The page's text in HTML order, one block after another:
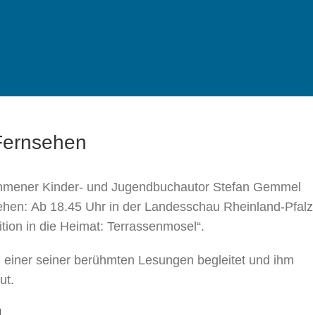
Kinder- und Jugendbuchautor Stefan Gemmel
Ab 18.45 Uhr in der Landesschau Rheinland-Pfalz
in die Heimat: Terrassenmosel“.
seiner berühmten Lesungen begleitet und ihm